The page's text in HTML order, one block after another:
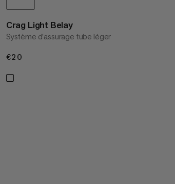
Crag Light Belay
Système d’assurage tube léger
€20